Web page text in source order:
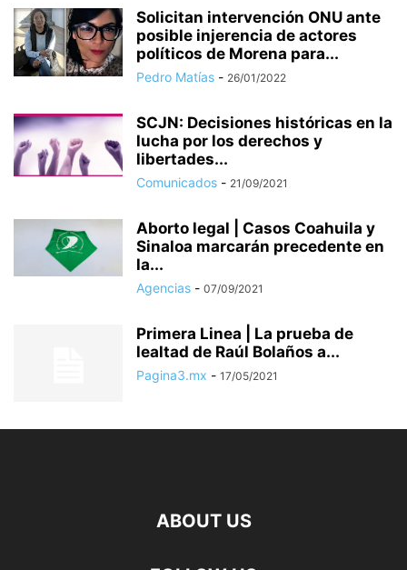
Solicitan intervención ONU ante
posible injerencia de actores
políticos de Morena para...
Pedro Matías - 26/01/2022
SCJN: Decisiones históricas en la
lucha por los derechos y
libertades...
Comunicados - 21/09/2021
Aborto legal | Casos Coahuila y
Sinaloa marcarán precedente en
la...
Agencias - 07/09/2021
Primera Linea | La prueba de
lealtad de Raúl Bolaños a...
Pagina3.mx - 17/05/2021
ABOUT US